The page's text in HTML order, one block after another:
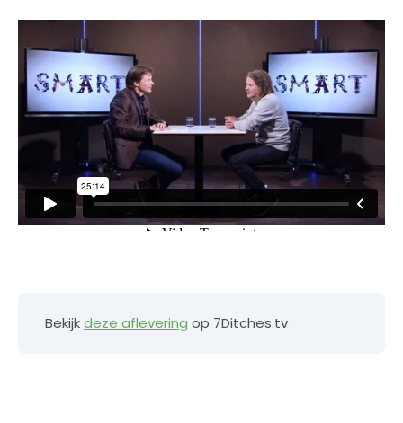
Bekijkdeze aflevering op 7Ditches.tv